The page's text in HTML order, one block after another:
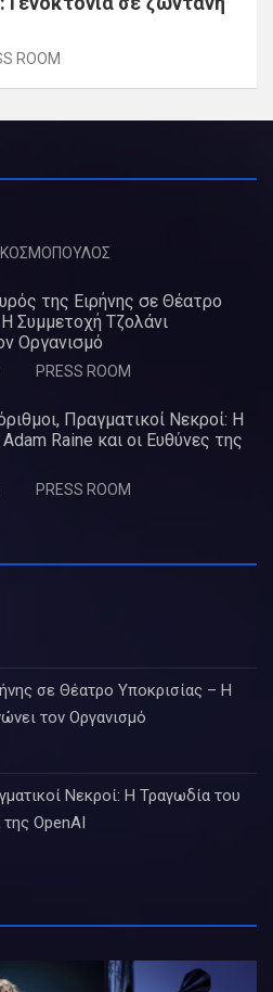
ROOM
ΚΟΣΜΟΠΟΥΛΟΣ
της Ειρήνης σε Θέατρο
Συμμετοχή Τζολάνι
Οργανισμό
PRESS ROOM
Πραγματικοί Νεκροί: Η
Raine και οι Ευθύνες της
PRESS ROOM
σε Θέατρο Υποκρισίας – Η
τον Οργανισμό
Νεκροί: Η Τραγωδία του
OpenAI